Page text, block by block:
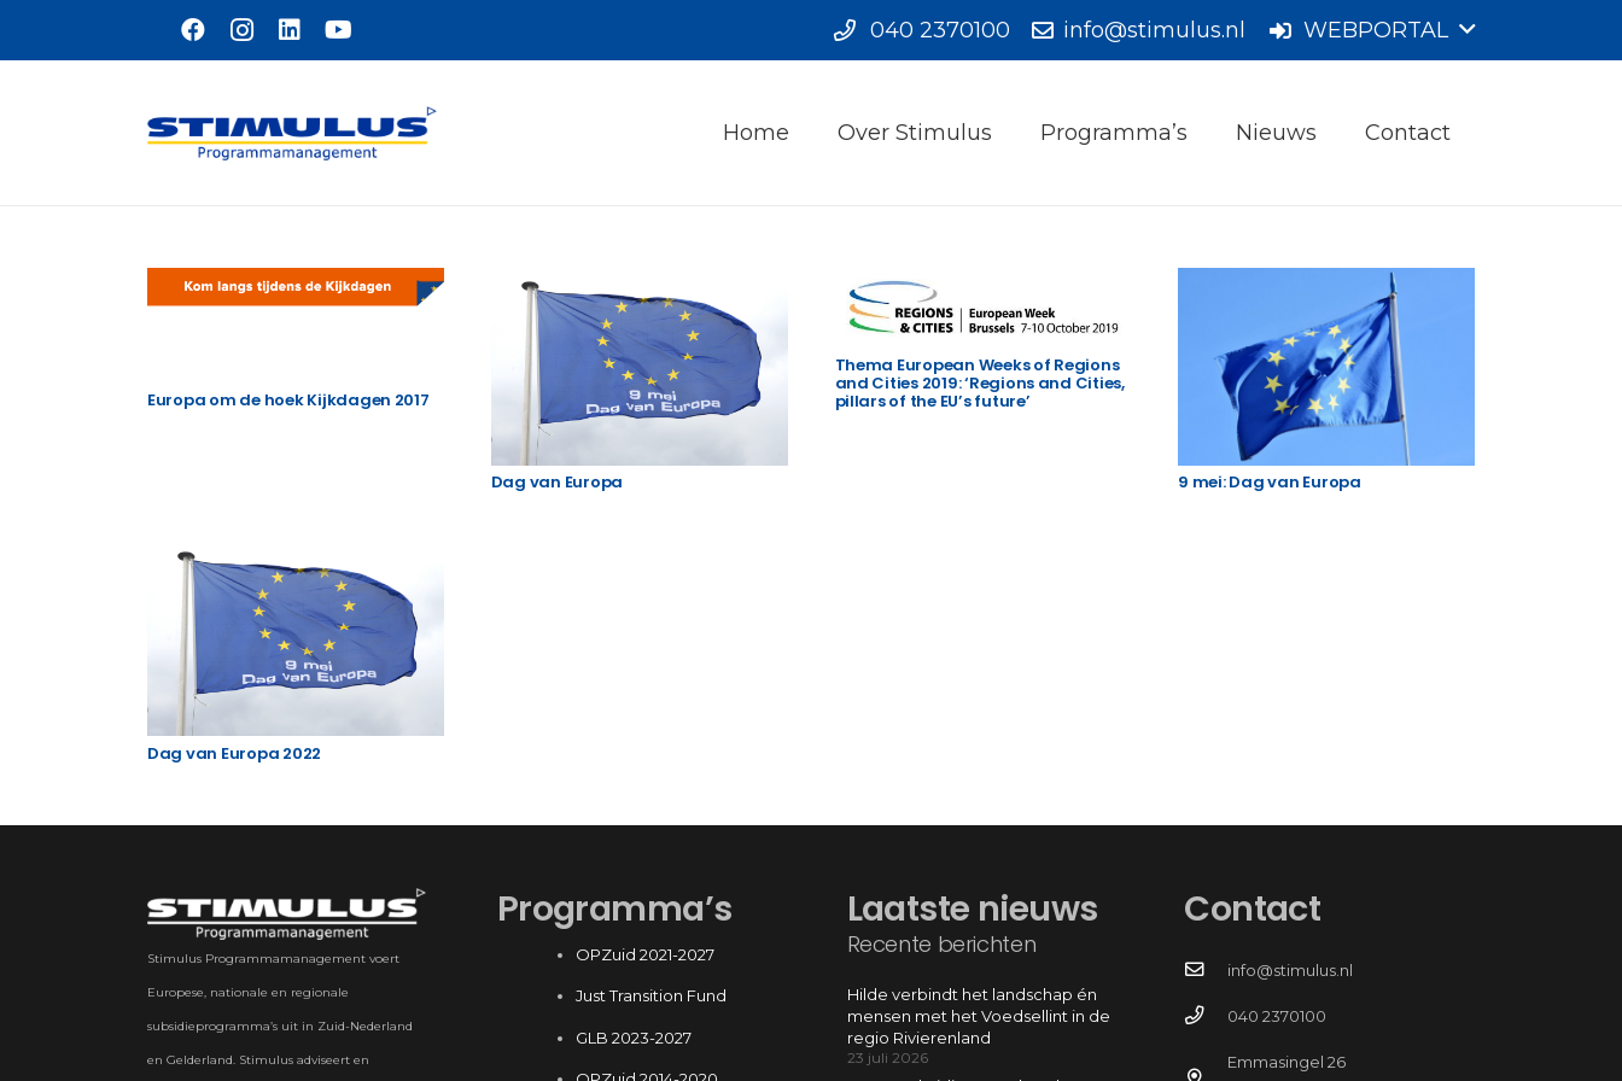
040 2370100 info@stimulus.nl WEBPORTAL
Home Over Stimulus Programma’s Nieuws Contact
Europa om de hoek Kijkdagen 2017
Dag van Europa
Thema European Weeks of Regions
and Cities 2019: ‘Regions and Cities,
pillars of the EU’s future’
9 mei: Dag van Europa
Dag van Europa 2022
Stimulus Programmamanagement voert
Europese, nationale en regionale
subsidieprogramma’s uit in Zuid-Nederland
en Gelderland. Stimulus adviseert en
Programma’s
OPZuid 2021-2027
Just Transition Fund
GLB 2023-2027
Laatste nieuws
Recente berichten
Hilde verbindt het landschap én
mensen met het Voedsellint in de
regio Rivierenland
23 juli 2026
Contact
info@stimulus.nl
040 2370100
Emmasingel 26